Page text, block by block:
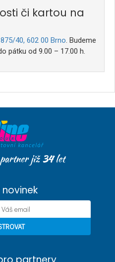
či kartou na
40, 602 00 Brno. Budeme
pátku od 9.00 – 17.00 h.
již34let